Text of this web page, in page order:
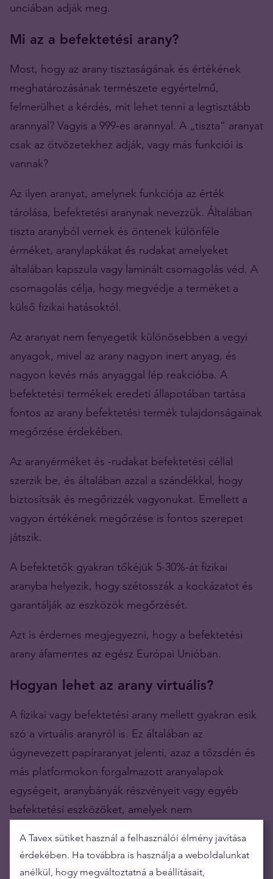
unciában adják meg.
Mi az a befektetési arany?
Most, hogy az arany tisztaságának és értékének
meghatározásának természete egyértelmű,
felmerülhet a kérdés, mit lehet tenni a legtisztább
arannyal? Vagyis a 999-es arannyal. A „tiszta” aranyat
csak az ötvözetekhez adják, vagy más funkciói is
vannak?
Az ilyen aranyat, amelynek funkciója az érték
tárolása, befektetési aranynak nevezzük. Általában
tiszta aranyból vernek és öntenek különféle
érméket, aranylapkákat és rudakat amelyeket
általában kapszula vagy laminált csomagolás véd. A
csomagolás célja, hogy megvédje a terméket a
külső fizikai hatásoktól.
Az aranyat nem fenyegetik különösebben a vegyi
anyagok, mivel az arany nagyon inert anyag, és
nagyon kevés más anyaggal lép reakcióba. A
befektetési termékek eredeti állapotában tartása
fontos az arany befektetési termék tulajdonságainak
megőrzése érdekében.
Az aranyérméket és -rudakat befektetési céllal
szerzik be, és általában azzal a szándékkal, hogy
biztosítsák és megőrizzék vagyonukat. Emellett a
vagyon értékének megőrzése is fontos szerepet
játszik.
A befektetők gyakran tőkéjük 5-30%-át fizikai
aranyba helyezik, hogy szétosszák a kockázatot és
garantálják az eszközök megőrzését.
Azt is érdemes megjegyezni, hogy a befektetési
arany áfamentes az egész Európai Unióban.
Hogyan lehet az arany virtuális?
A fizikai vagy befektetési arany mellett gyakran esik
szó a virtuális aranyról is. Ez általában az
úgynevezett papíraranyat jelenti, azaz a tőzsdén és
más platformokon forgalmazott aranyalapok
egységeit, aranybányák részvényeit vagy egyéb
befektetési eszközöket, amelyek nem
pixelek. Így a befektetőnek lehetősége van virtuális
csatornákon keresztül is aranyba fektetni.
A Tavex sütiket használ a felhasználói élmény javítása
érdekében. Ha továbbra is használja a weboldalunkat
anélkül, hogy megváltoztatná a beállításait,